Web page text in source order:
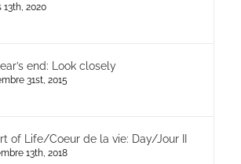
13th, 2020
end: Look closely
31st, 2015
of Life/Coeur de la vie: Day/Jour II
13th, 2018